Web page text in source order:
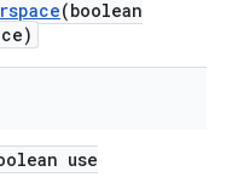
(boolean
use